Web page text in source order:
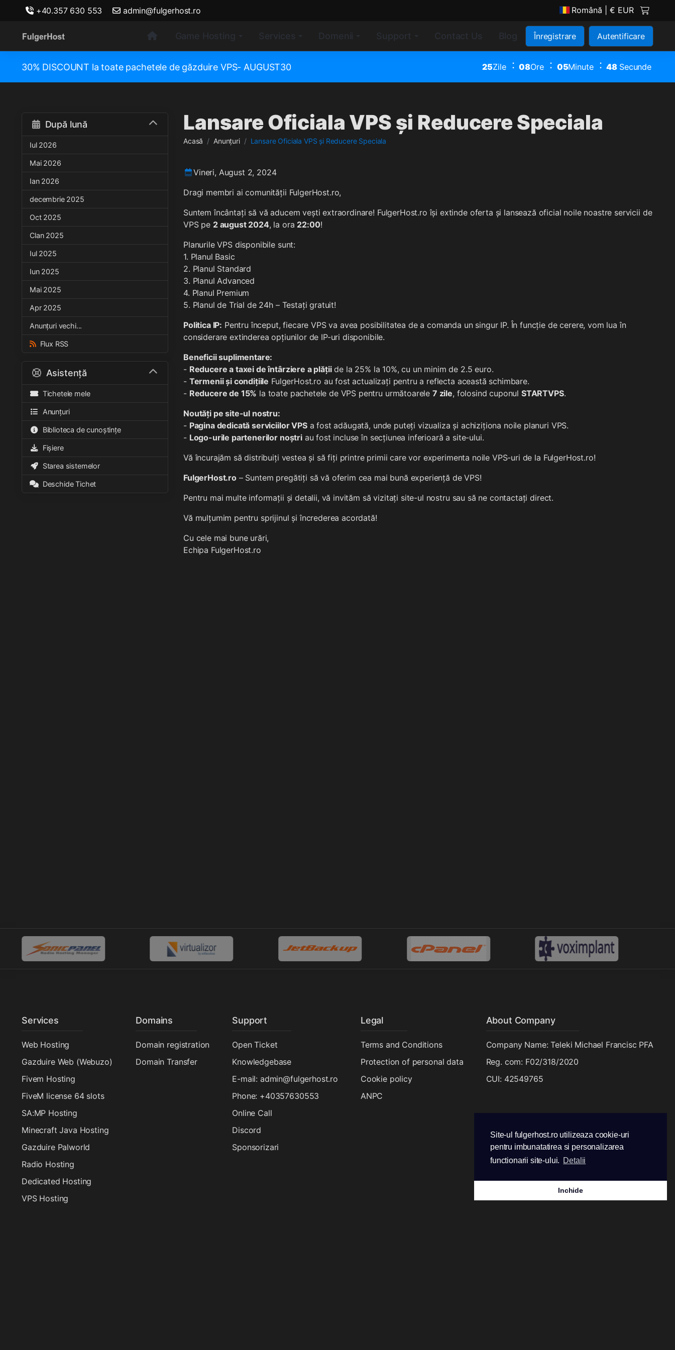
Site-ul fulgerhost.ro utilizeaza cookie-uri
pentru imbunatatirea si personalizarea
functionarii site-ului. Detalii
Inchide
+40.357 630 553 admin@fulgerhost.ro Română | € EUR
Game Hosting Services Domenii Support Contact Us Blog Înregistrare Autentificare
30% DISCOUNT la toate pachetele de găzduire VPS- AUGUST30 25Zile 08Ore 05Minute 47 Secunde
După lună
Iul 2026
Mai 2026
Ian 2026
decembrie 2025
Oct 2025
Clan 2025
Iul 2025
Iun 2025
Mai 2025
Apr 2025
Anunțuri vechi...
Flux RSS
Asistență
Tichetele mele
Anunțuri
Biblioteca de cunoștințe
Fișiere
Starea sistemelor
Deschide Tichet
Lansare Oficiala VPS și Reducere Speciala
Acasă Anunțuri Lansare Oficiala VPS și Reducere Speciala
Vineri, August 2, 2024
Dragi membri ai comunității FulgerHost.ro,
Suntem încântați să vă aducem vești extraordinare! FulgerHost.ro își extinde oferta și lansează oficial noile noastre servicii de
VPS pe 2 august 2024, la ora 22:00!
Planurile VPS disponibile sunt:
1. Planul Basic
2. Planul Standard
3. Planul Advanced
4. Planul Premium
5. Planul de Trial de 24h – Testați gratuit!
Politica IP: Pentru început, fiecare VPS va avea posibilitatea de a comanda un singur IP. În funcție de cerere, vom lua în
considerare extinderea opțiunilor de IP-uri disponibile.
Beneficii suplimentare:
- Reducere a taxei de întârziere a plățiide la 25% la 10%, cu un minim de 2.5 euro.
- Termenii și condițiile FulgerHost.ro au fost actualizați pentru a reflecta această schimbare.
- Reducere de 15% la toate pachetele de VPS pentru următoarele 7 zile, folosind cuponul STARTVPS.
Noutăți pe site-ul nostru:
- Pagina dedicată serviciilor VPSa fost adăugată, unde puteți vizualiza și achiziționa noile planuri VPS.
- Logo-urile partenerilor noștriau fost incluse în secțiunea inferioară a site-ului.
Vă încurajăm să distribuiți vestea și să fiți printre primii care vor experimenta noile VPS-uri de la FulgerHost.ro!
FulgerHost.ro– Suntem pregătiți să vă oferim cea mai bună experiență de VPS!
Pentru mai multe informații și detalii, vă invităm să vizitați site-ul nostru sau să ne contactați direct.
Vă mulțumim pentru sprijinul și încrederea acordată!
Cu cele mai bune urări,
Echipa FulgerHost.ro
Services
Web Hosting
Gazduire Web (Webuzo)
Fivem Hosting
FiveM license 64 slots
SA:MP Hosting
Minecraft Java Hosting
Gazduire Palworld
Radio Hosting
Dedicated Hosting
VPS Hosting
Domains
Domain registration
Domain Transfer
Support
Open Ticket
Knowledgebase
E-mail: admin@fulgerhost.ro
Phone: +40357630553
Online Call
Discord
Sponsorizari
Legal
Terms and Conditions
Protection of personal data
Cookie policy
ANPC
About Company
Company Name: Teleki Michael Francisc PFA
Reg. com: F02/318/2020
CUI: 42549765